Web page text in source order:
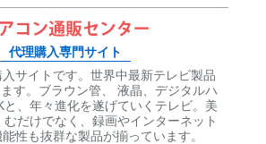
代理購入専門サイト
サイトです。世界中最新テレビ製品
す。ブラウン管、 液晶、デジタルハ
と、年々進化を遂げていくテレビ。美
むだけでなく、録画やインターネット
性も抜群な製品が揃っています。